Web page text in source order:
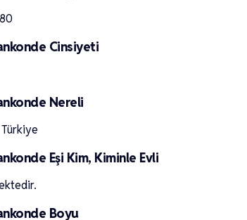
Cinsiyeti
Nereli
Eşi Kim, Kiminle Evli
Boyu